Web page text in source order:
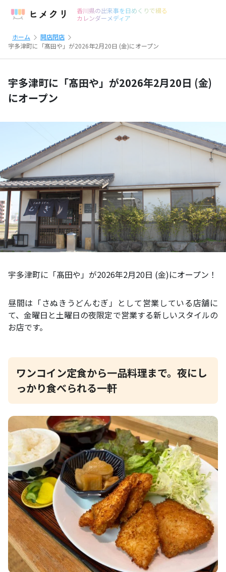
香川県の出来事を日めくりで綴る
カレンダーメディア
ホーム
開店閉店
宇多津町に「髙田や」が2026年2月20日 (金)にオープン
宇多津町に「髙田や」が2026年2月20日 (金)
にオープン
宇多津町に「髙田や」が2026年2月20日 (金)にオープン！
昼間は「さぬきうどんむぎ」として営業している店舗に
て、金曜日と土曜日の夜限定で営業する新しいスタイルの
お店です。
ワンコイン定食から一品料理まで。夜にし
っかり食べられる一軒